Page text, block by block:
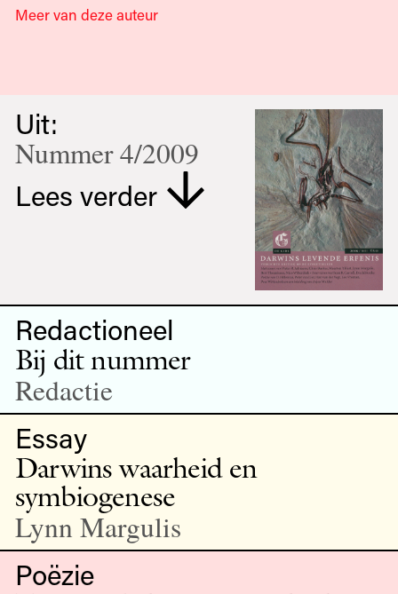
Meer van deze auteur
Uit:
Nummer 4/2009
Lees verder
Redactioneel
Bij dit nummer
Redactie
Essay
Darwins waarheid en
symbiogenese
Lynn Margulis
Poëzie